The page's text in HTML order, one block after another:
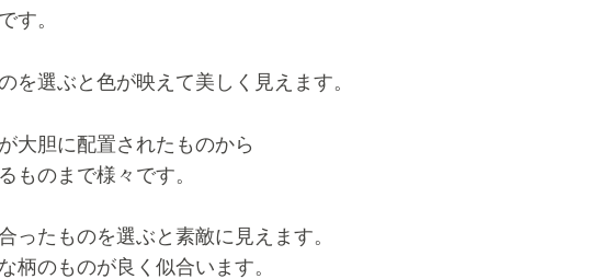
す。
を選ぶと色が映えて美しく見えます。
大胆に配置されたものから
ものまで様々です。
ったものを選ぶと素敵に見えます。
柄のものが良く似合います。